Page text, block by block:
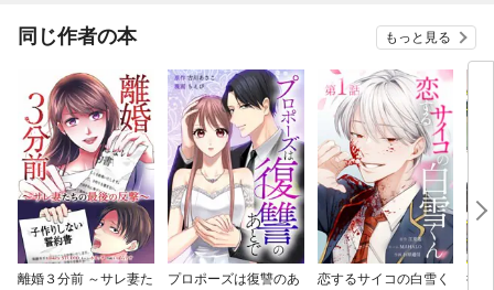
同じ作者の本 もっと見る
離婚３分前 ～サレ妻た
プロポーズは復讐のあ
恋するサイコの白雪く
復